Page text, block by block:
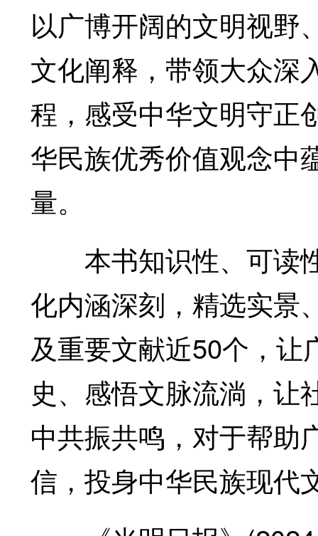
以广博开阔的文明视野
文化阐释，带领大众深
程，感受中华文明守正
华民族优秀价值观念中
量。
本书知识性、可读
化内涵深刻，精选实景
及重要文献近50个，让
史、感悟文脉流淌，让
中共振共鸣，对于帮助
信，投身中华民族现代